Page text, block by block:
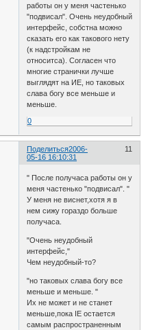
работы он у меня частенько
"подвисал". Очень неудобный
интерфейс, собстна можно
сказать его как такового нету
(к надстройкам не
относитса). Согласен что
многие странички лучше
выглядят на ИЕ, но таковых
слава богу все меньше и
меньше.
0
Поделиться 11
2006-
05-16 16:10:31
" После получаса работы он у
меня частенько "подвисал". "
У меня не виснет,хотя я в
нем сижу гораздо больше
получаса.
"Очень неудобный
интерфейс,"
Чем неудобный-то?
"но таковых слава богу все
меньше и меньше. "
Их не может и не станет
меньше,пока IE остается
самым распространенным